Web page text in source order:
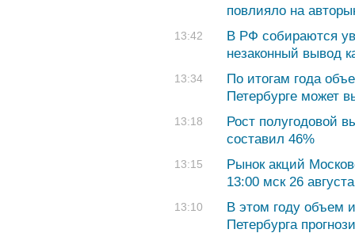
повлияло на
13:42
В РФ собираются
незаконный вывод
13:34
По итогам года
Петербурге может
13:18
Рост полугодовой
составил 46%
13:15
Рынок акций
13:00 мск 26
13:10
В этом году объем
Петербурга